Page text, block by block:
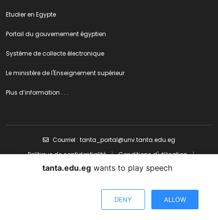
Etudier en Egypte
Portail du gouvernement égyptien
Système de collecte électronique
Le ministère de l'Enseignement supérieur
Plus d’information . . .
Courriel : tanta_portal@unv.tanta.edu.eg
Politique de confidentialité
| Conditions d'utilisation
|
Charte de visiteurs
| Politique de contenu
Tous droits réservés © Université de Tanta | 2023
tanta.edu.egwants to play speech
DENY ALLOW